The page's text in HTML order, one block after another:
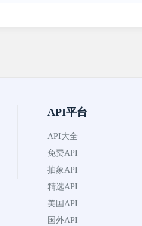
API平台
API大全
免费API
抽象API
精选API
美国API
国外API